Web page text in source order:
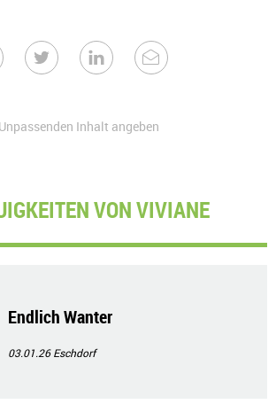
Unpassenden Inhalt angeben
VON VIVIANE
Endlich Wanter
03.01.26Eschdorf